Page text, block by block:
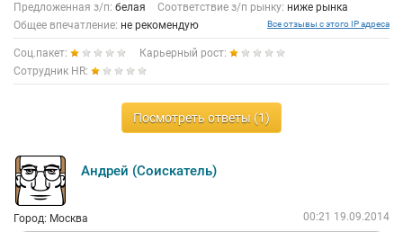
Предложенная з/п: белая Соответствие з/п рынку: ниже рынка
Общее впечатление: не рекомендую Все отзывы с этого IP адреса
Соц.пакет:
Карьерный рост:
Сотрудник HR:
Посмотреть ответы (1)
Андрей (Соискатель)
Город: Москва 00:21 19.09.2014